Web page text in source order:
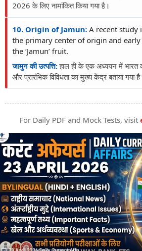
2026 के लिए नामांकित किया गया है।
10. Origin of Jamun: A recent study
the primary center of origin and
the ‘Jamun’ fruit.
जामुन की उत्पत्ति:हाल ही के एक अध्ययन में भारत
और प्रारंभिक विविधता का मुख्य केंद्र बताया गया
For Daily PDF and Mock Tests, visit